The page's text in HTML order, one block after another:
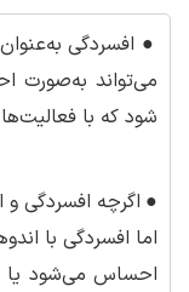
● افسردگی
می‌تواند
شود که با
● اگرچه افسردگی
اما افسردگی با
احساس می‌شود یا